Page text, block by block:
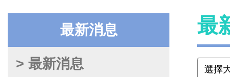
最新消息
> 最新消息
最